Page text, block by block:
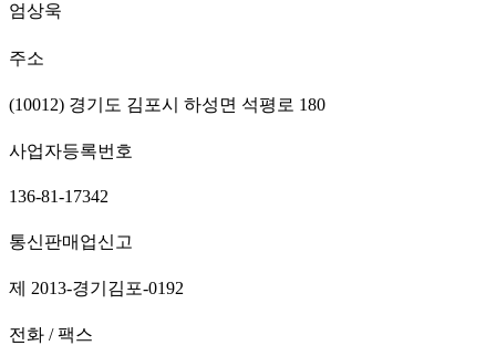
엄상욱
주소
(10012) 경기도 김포시 하성면 석평로 180
사업자등록번호
136-81-17342
통신판매업신고
제 2013-경기김포-0192
전화 / 팩스